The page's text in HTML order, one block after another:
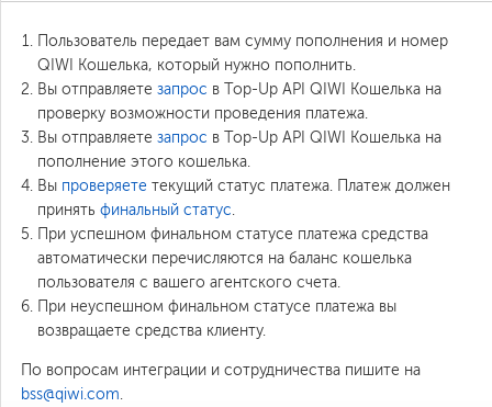
Пользователь передает вам сумму пополнения и номер
QIWI Кошелька, который нужно пополнить.
Вы отправляете запрос в Top-Up API QIWI Кошелька на
проверку возможности проведения платежа.
Вы отправляете запрос в Top-Up API QIWI Кошелька на
пополнение этого кошелька.
Вы проверяете текущий статус платежа. Платеж должен
принять финальный статус.
При успешном финальном статусе платежа средства
автоматически перечисляются на баланс кошелька
пользователя с вашего агентского счета.
При неуспешном финальном статусе платежа вы
возвращаете средства клиенту.
По вопросам интеграции и сотрудничества пишите на
bss@qiwi.com.